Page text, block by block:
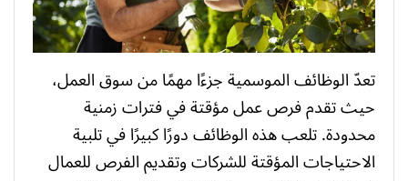
تعدّ الوظائف الموسمية جزءًا مهمًا من سوق العمل،
حيث تقدم فرص عمل مؤقتة في فترات زمنية
محدودة. تلعب هذه الوظائف دورًا كبيرًا في تلبية
الاحتياجات المؤقتة للشركات وتقديم الفرص للعمال